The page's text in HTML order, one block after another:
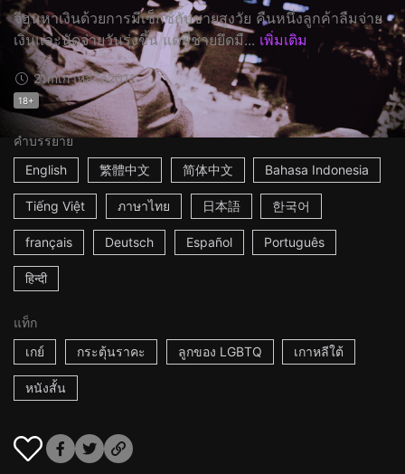
จีฮุนหาเงินด้วยการมีเซ็กซ์กับชายสูงวัย คืนหนึ่งลูกค้าลืมจ่าย
เงินและนัดจ่ายวันรุ่งขึ้น แต่พี่ชายยึดมื... เพิ่มเติม
21mเกาหลีใต้2011
18+
คำบรรยาย
English
繁體中文 简体中文 Bahasa Indonesia
Tiếng Việt ภาษาไทย 日本語 한국어
français Deutsch Español Português
हिन्दी
แท็ก
เกย์
กระตุ้นราคะ ลูกของ LGBTQ เกาหลีใต้
หนังสั้น